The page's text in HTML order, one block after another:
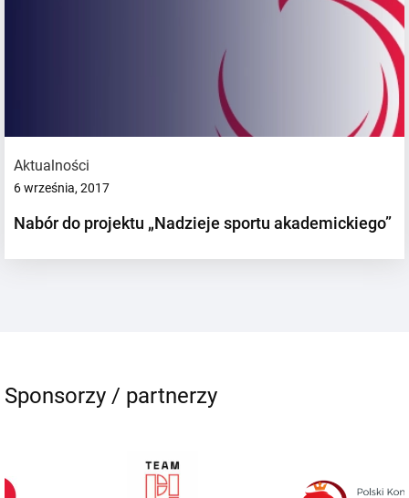
Aktualności
6 września, 2017
Nabór do projektu „Nadzieje sportu akademickiego”
Sponsorzy / partnerzy